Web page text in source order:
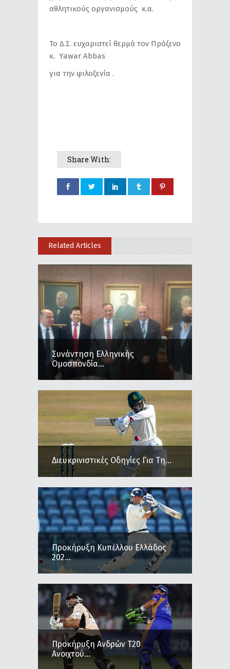
αθλητικούς οργανισμούς κ.α.
Το Δ.Σ. ευχαριστεί θερμά τον Πρόξενο
κ. Yawar Abbas
για την φιλοξενία .
Share With:
Related Articles
Συνάντηση Ελληνικής
Ομοσπονδία...
Διευκρινιστικές Οδηγίες Για Τη...
Προκήρυξη Κυπέλλου Ελλάδος
202...
Προκήρυξη Ανδρών Τ20
Ανοιχτού...